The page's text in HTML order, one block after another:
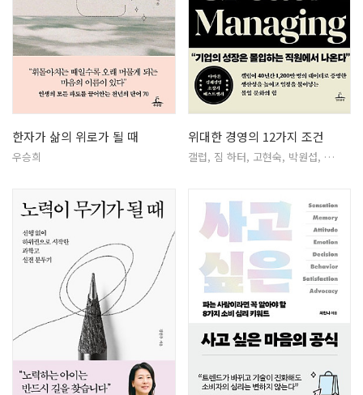
한자가 삶의 위로가 될 때
우승희
위대한 경영의 12가지 조건
갤럽, 짐 하터, 고현숙, 박원섭, …